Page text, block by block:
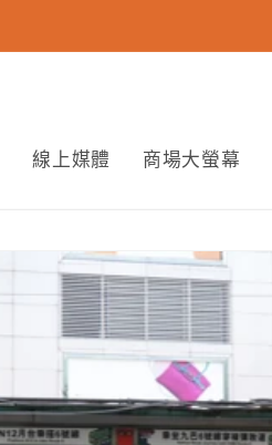
線上媒體 商場大螢幕